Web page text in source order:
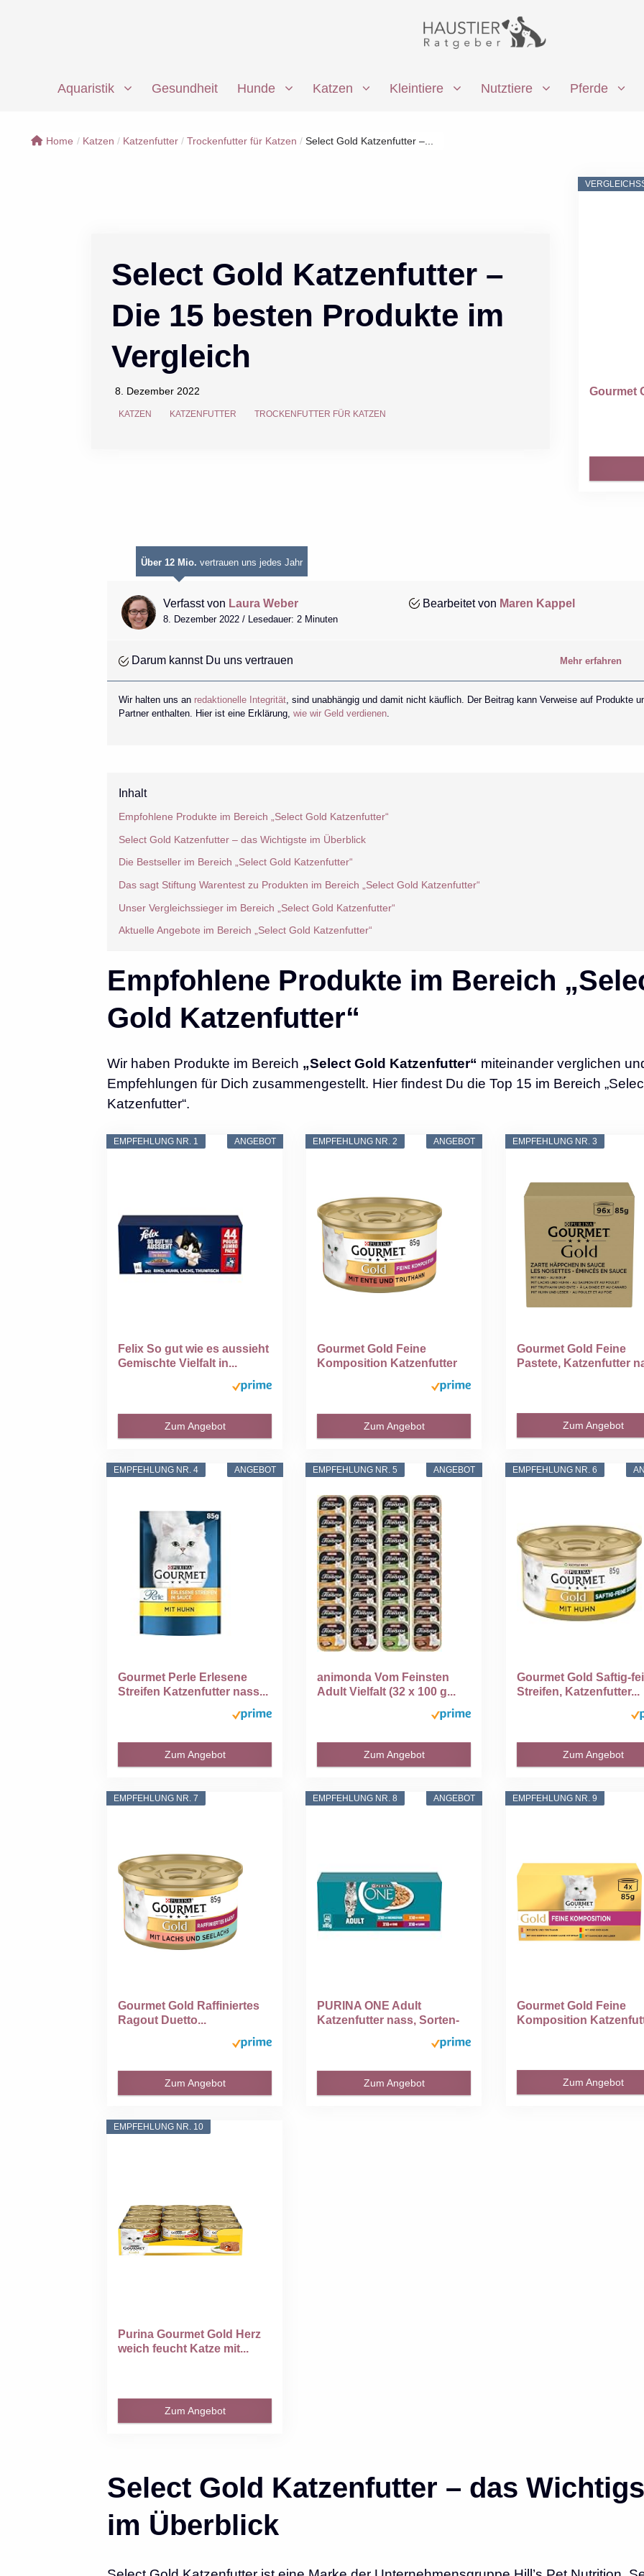
Aquaristik Gesundheit Hunde Katzen Kleintiere Nutztiere Pferde
Home / Katzen / Katzenfutter / Trockenfutter für Katzen / Select Gold Katzenfutter –...
Select Gold Katzenfutter –
Die 15 besten Produkte im
Vergleich
8. Dezember 2022
KATZEN KATZENFUTTER TROCKENFUTTER FÜR KATZEN
Gourmet
Über 12 Mio. vertrauen uns jedes Jahr
Verfasst von Laura Weber
8. Dezember 2022 / Lesedauer: 2 Minuten
Bearbeitet von Maren Kappel
Darum kannst Du uns vertrauen Mehr erfahren
Wir halten uns an redaktionelle Integrität, sind unabhängig und damit nicht käuflich. Der Beitrag kann Verweise auf Produkte
Partner enthalten. Hier ist eine Erklärung, wie wir Geld verdienen.
Inhalt
Empfohlene Produkte im Bereich „Select Gold Katzenfutter“
Select Gold Katzenfutter – das Wichtigste im Überblick
Die Bestseller im Bereich „Select Gold Katzenfutter“
Das sagt Stiftung Warentest zu Produkten im Bereich „Select Gold Katzenfutter“
Unser Vergleichssieger im Bereich „Select Gold Katzenfutter“
Aktuelle Angebote im Bereich „Select Gold Katzenfutter“
Empfohlene Produkte im Bereich
Gold Katzenfutter“
Wir haben Produkte im Bereich „Select Gold Katzenfutter“ miteinander verglichen
Empfehlungen für Dich zusammengestellt. Hier findest Du die Top 15 im Bereich
Katzenfutter“.
ANGEBOT
EMPFEHLUNG NR. 1
Felix So gut wie es aussieht
Gemischte Vielfalt in...
Zum Angebot
ANGEBOT
EMPFEHLUNG NR. 2
Gourmet Gold Feine
Komposition Katzenfutter
Zum Angebot
EMPFEHLUNG NR. 3
Gourmet Gold Feine
Pastete, Katzenfutter
Zum Angebot
ANGEBOT
EMPFEHLUNG NR. 4
Gourmet Perle Erlesene
Streifen Katzenfutter nass...
Zum Angebot
ANGEBOT
EMPFEHLUNG NR. 5
animonda Vom Feinsten
Adult Vielfalt (32 x 100 g...
Zum Angebot
EMPFEHLUNG NR. 6
Gourmet Gold Saftig-
Streifen, Katzenfutter...
Zum Angebot
EMPFEHLUNG NR. 7
Gourmet Gold Raffiniertes
Ragout Duetto...
Zum Angebot
ANGEBOT
EMPFEHLUNG NR. 8
PURINA ONE Adult
Katzenfutter nass, Sorten-
Zum Angebot
EMPFEHLUNG NR. 9
Gourmet Gold Feine
Komposition
Zum Angebot
EMPFEHLUNG NR. 10
Purina Gourmet Gold Herz
weich feucht Katze mit...
Zum Angebot
Select Gold Katzenfutter – das
im Überblick